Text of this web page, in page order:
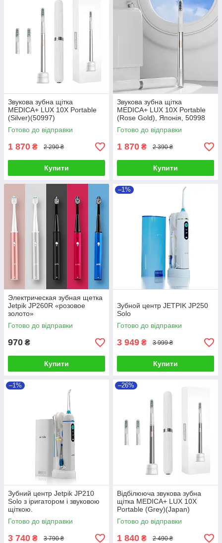
Звукова зубна щітка
MEDICA+ LUX 10Х Portable
(Silver)(50997)
Готово до відправки
1 870 ₴ 2 290 ₴
Купити
Звукова зубна щітка
MEDICA+ LUX 10Х Portable
(Rose Gold), Японія, 50998
Готово до відправки
1 870 ₴ 2 390 ₴
Купити
Электрическая зубная щетка
Jetpik JP260R «розовое
золото»
Готово до відправки
970 ₴
Купити
–1%
Зубной центр JETPIK JP250
Solo
Готово до відправки
3 949 ₴ 3 999 ₴
Купити
–1%
Зубний центр Jetpik JP210
Solo з іригатором і звуковою
щіткою.
Готово до відправки
3 740 ₴ 3 790 ₴
–26%
Відбілююча звукова зубна
щітка MEDICA+ LUX 10Х
Portable (Grey)(Japan)
Готово до відправки
1 840 ₴ 2 490 ₴